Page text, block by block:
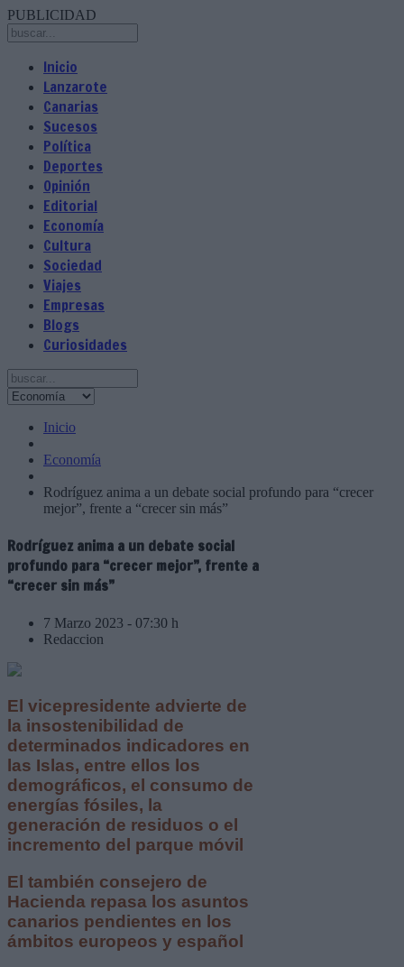
PUBLICIDAD
Inicio
Lanzarote
Canarias
Sucesos
Política
Deportes
Opinión
Editorial
Economía
Cultura
Sociedad
Viajes
Empresas
Blogs
Curiosidades
Inicio
Economía
Rodríguez anima a un debate social profundo para “crecer
mejor”, frente a “crecer sin más”
Rodríguez anima a un debate social
profundo para “crecer mejor”, frente a
“crecer sin más”
7 Marzo 2023 - 07:30 h
Redaccion
El vicepresidente advierte de
la insostenibilidad de
determinados indicadores en
las Islas, entre ellos los
demográficos, el consumo de
energías fósiles, la
generación de residuos o el
incremento del parque móvil
El también consejero de
Hacienda repasa los asuntos
canarios pendientes en los
ámbitos europeos y español